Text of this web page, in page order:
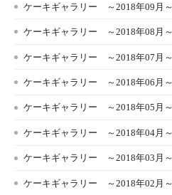
ケーキギャラリー ～2018年09月～
ケーキギャラリー ～2018年08月～
ケーキギャラリー ～2018年07月～
ケーキギャラリー ～2018年06月～
ケーキギャラリー ～2018年05月～
ケーキギャラリー ～2018年04月～
ケーキギャラリー ～2018年03月～
ケーキギャラリー ～2018年02月～